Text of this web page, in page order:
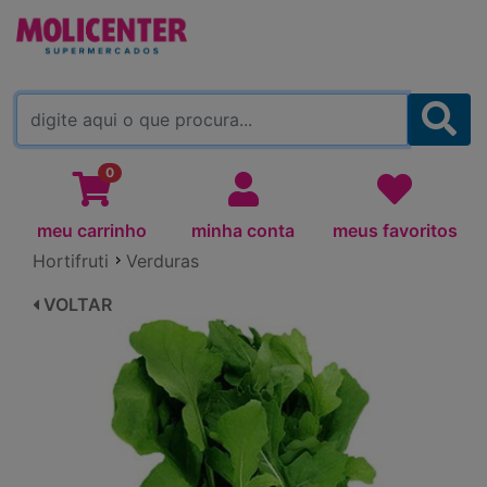
MOLICENTER ARAPONGAS
0
meu carrinho minha conta
meus favoritos
Hortifruti
Verduras
VOLTAR